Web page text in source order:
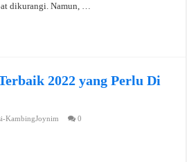
dikurangi. Namun, …
2022 yang Perlu Di
KambingJoynim 0